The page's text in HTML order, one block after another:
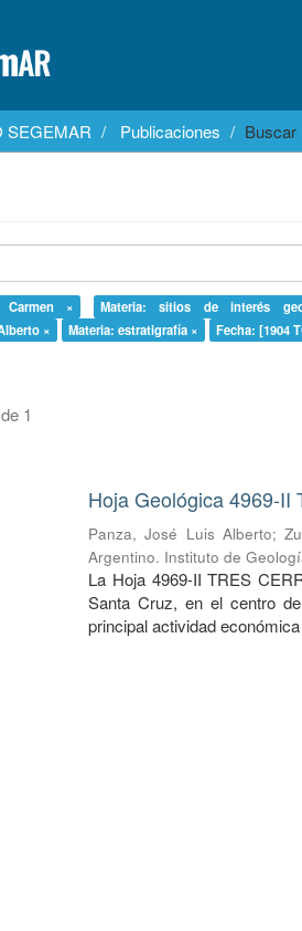
SEGEMAR Publicaciones Buscar
Carmen × Materia: sitios de interés
×
Materia: estratigrafía × Fecha: [1904
1
Hoja Geológica 4969-II
Panza, José Luis Alberto;
Argentino. Instituto de
La Hoja 4969-II TRES
Santa Cruz, en el centro
principal actividad